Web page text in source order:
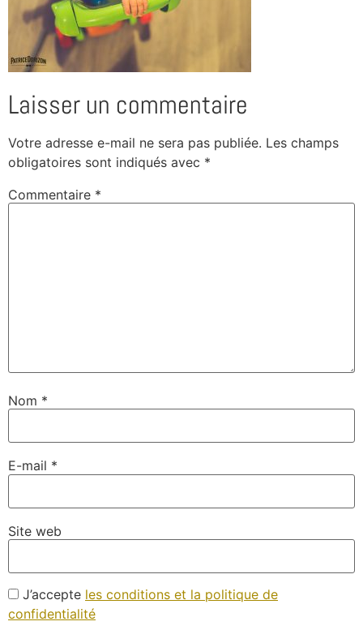
Laisser un commentaire
Votre adresse e-mail ne sera pas publiée. Les champs
obligatoires sont indiqués avec *
Commentaire *
Nom *
E-mail *
Site web
J’accepte les conditions et la politique de
confidentialité